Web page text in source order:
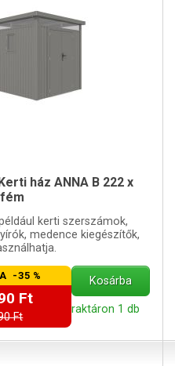
ház ANNA B 222 x
kerti szerszámok,
medence kiegészítők,
-35 %
Ft
Ft
Kosárba
raktáron 1 db